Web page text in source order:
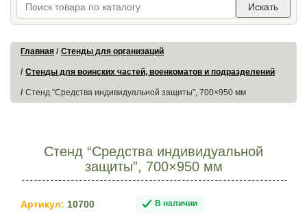
Искать
Главная Стенды для организаций
Стенды для воинских частей, военкоматов и подразделений
Стенд “Средства индивидуальной защиты”, 700×950 мм
Стенд “Средства индивидуальной
защиты”, 700×950 мм
Артикул: 10700 В наличии